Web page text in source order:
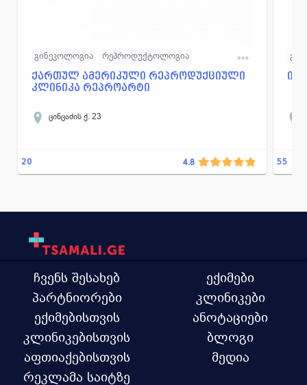
გინეკოლოგია
რეპროდუქტოლოგია
ენდოკრინოლოგია
ლაბორატორია
უროლოგია
ანდროლოგია
ქართულ ამერიკული რეპროდუქციული
კლინიკა რეპროარტი
ცინცაძის ქ. 23
20 4.8 55
ჩვენს შესახებ
პარტნიორები
ექიმებისთვის
კლინიკებისთვის
აფთიაქებისთვის
რეკლამა საიტზე
ექიმები
კლინიკები
ანოტაციები
ბლოგი
მედია